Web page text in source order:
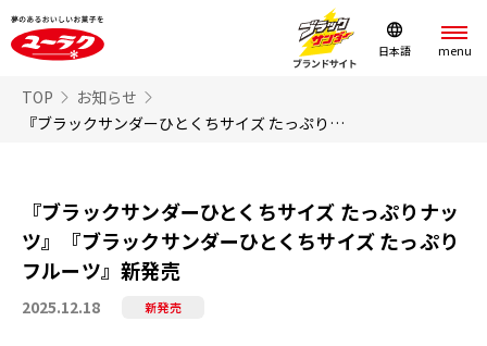
日本語
TOP
お知らせ
『ブラックサンダーひとくちサイズ たっぷりナッツ』『ブラックサンダーひとくちサイズ たっぷりフルーツ』新発売
『ブラックサンダーひとくちサイズ たっぷりナッ
ツ』『ブラックサンダーひとくちサイズ たっぷり
フルーツ』新発売
2025.12.18 新発売